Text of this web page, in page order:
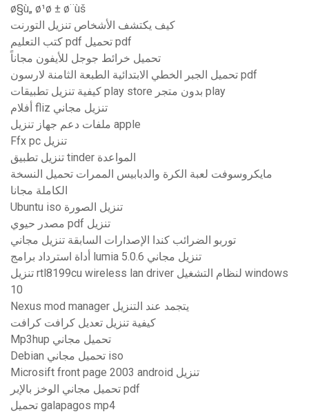
ø§ù„ ø¹ø ± ø¨ùš
كيف يكتشف الأشخاص تنزيل التورنت
كتب التعليم pdf تحميل pdf
تحميل خرائط جوجل للأيفون مجاناً
تحميل الجبر الخطي الابتدائية الطبعة الثامنة لارسون pdf
كيفية تنزيل تطبيقات play store بدون متجر play
أفلام fliz تنزيل مجاني
ملفات دعم جهاز تنزيل apple
Ffx pc تنزيل
تنزيل تطبيق tinder المواعدة
مايكروسوفت لعبة الكرة والدبابيس الممرات تحميل النسخة
الكاملة مجانا
Ubuntu iso تنزيل الصورة
مصدر حيوي pdf تنزيل
توربو الضرائب كندا الإصدارات السابقة تنزيل مجاني
أداة استرداد برامج lumia 5.0.6 تنزيل مجاني
تنزيل rtl8199cu wireless lan driver لنظام التشغيل windows
10
Nexus mod manager يتجمد عند التنزيل
كيفية تنزيل تعديل كرافت كرافت
Mp3hup تحميل مجاني
Debian تحميل مجاني iso
Microsift front page 2003 android تنزيل
تحميل مجاني الوخز بالإبر pdf
تحميل galapagos mp4